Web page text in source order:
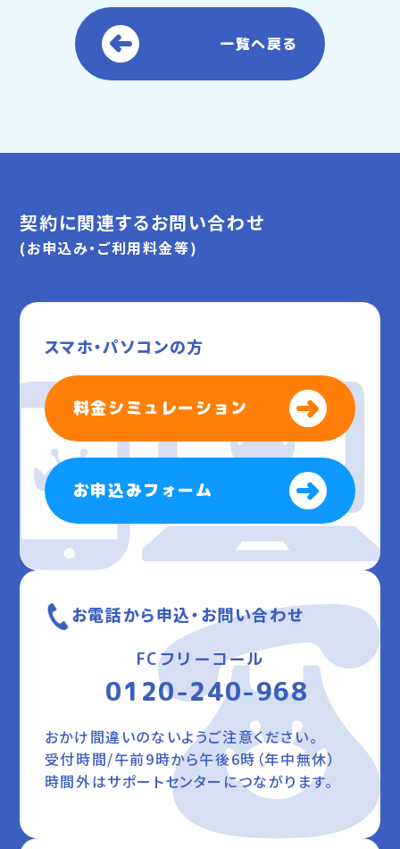
一覧へ戻る
契約に関連するお問い合わせ
(お申込み・ご利用料金等)
スマホ・パソコンの方
料金シミュレーション
お申込みフォーム
お電話から申込・お問い合わせ
FCフリーコール
0120-240-968
おかけ間違いのないようご注意ください。
受付時間/午前9時から午後6時（年中無休）
時間外はサポートセンターにつながります。